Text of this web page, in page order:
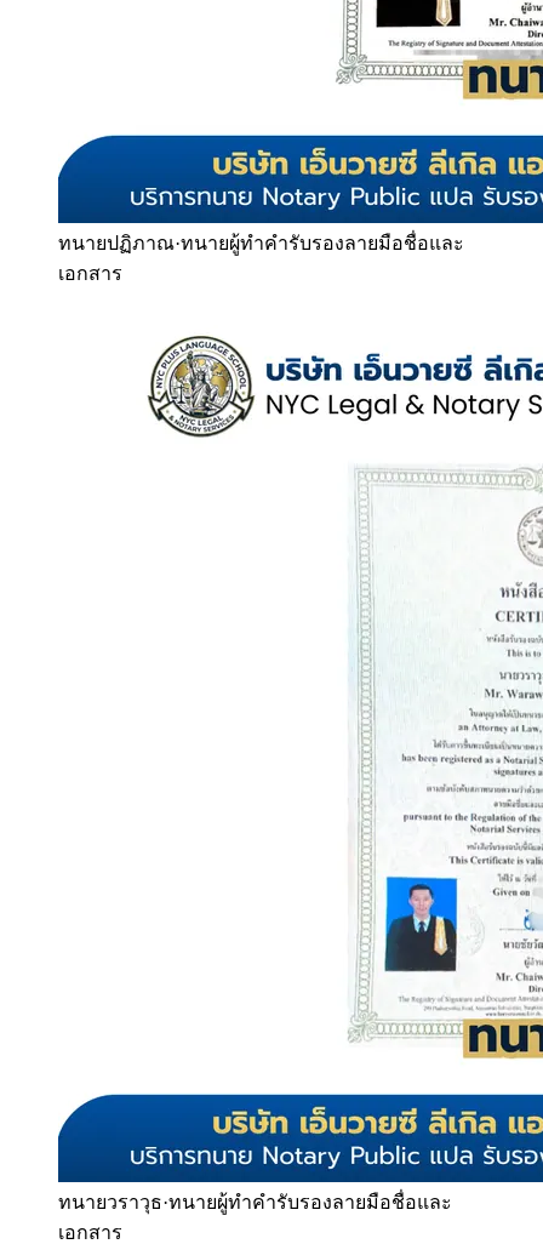
ทนายปฏิภาณ·ทนายผู้ทำคำรับรองลายมือชื่อและ
เอกสาร
ทนายวราวุธ·ทนายผู้ทำคำรับรองลายมือชื่อและ
เอกสาร